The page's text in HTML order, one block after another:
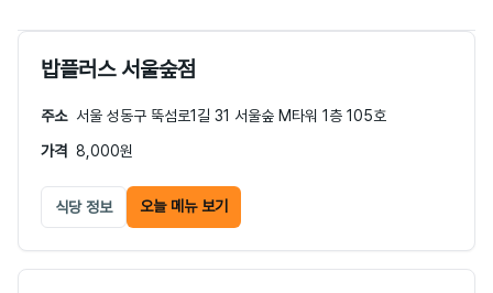
밥플러스 서울숲점
주소 서울 성동구 뚝섬로1길 31 서울숲 M타워 1층 105호
가격
8,000원
식당 정보 오늘 메뉴 보기